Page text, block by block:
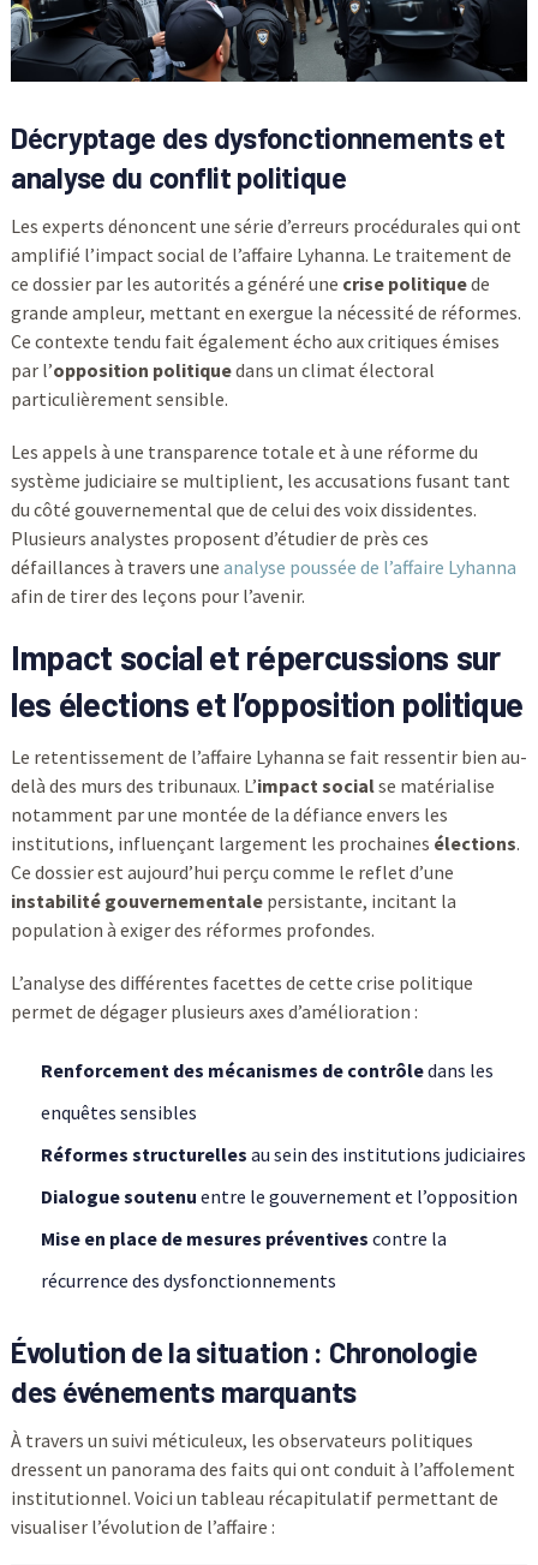
Décryptage des dysfonctionnements et
analyse du conflit politique
Les experts dénoncent une série d’erreurs procédurales qui ont
amplifié l’impact social de l’affaire Lyhanna. Le traitement de
ce dossier par les autorités a généré une crise politiquede
grande ampleur, mettant en exergue la nécessité de réformes.
Ce contexte tendu fait également écho aux critiques émises
par l’opposition politiquedans un climat électoral
particulièrement sensible.
Les appels à une transparence totale et à une réforme du
système judiciaire se multiplient, les accusations fusant tant
du côté gouvernemental que de celui des voix dissidentes.
Plusieurs analystes proposent d’étudier de près ces
défaillances à travers une analyse poussée de l’affaire Lyhanna
afin de tirer des leçons pour l’avenir.
Impact social et répercussions sur
les élections et l’opposition politique
Le retentissement de l’affaire Lyhanna se fait ressentir bien au-
delà des murs des tribunaux. L’impact socialse matérialise
notamment par une montée de la défiance envers les
institutions, influençant largement les prochaines élections.
Ce dossier est aujourd’hui perçu comme le reflet d’une
instabilité gouvernementalepersistante, incitant la
population à exiger des réformes profondes.
L’analyse des différentes facettes de cette crise politique
permet de dégager plusieurs axes d’amélioration :
Renforcement des mécanismes de contrôledans les
enquêtes sensibles
Réformes structurelles au sein des institutions judiciaires
Dialogue soutenu entre le gouvernement et l’opposition
Mise en place de mesures préventives contre la
récurrence des dysfonctionnements
Évolution de la situation : Chronologie
des événements marquants
À travers un suivi méticuleux, les observateurs politiques
dressent un panorama des faits qui ont conduit à l’affolement
institutionnel. Voici un tableau récapitulatif permettant de
visualiser l’évolution de l’affaire :